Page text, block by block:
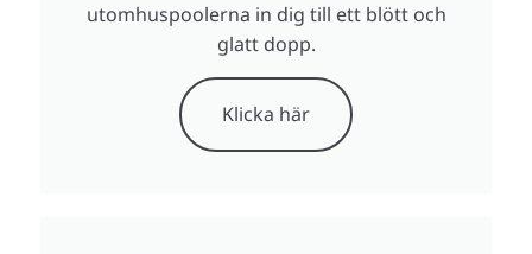
utomhuspoolerna in dig till ett blött och
glatt dopp.
Klicka här